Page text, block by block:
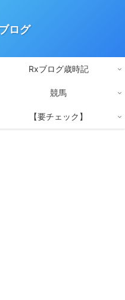
ログ
Rxブログ歳時記
競馬
【要チェック】